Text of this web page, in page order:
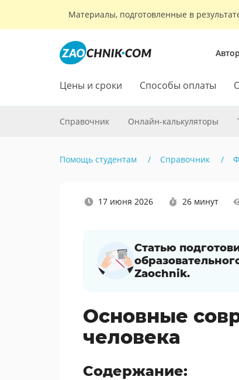
Материалы, подготовленные в
Цены и сроки Способы оплаты
Справочник Онлайн-калькуляторы
Помощь студентам Справочник
17 июня 2026 26 минут
Статью
Zaochnik.
Основные
человека
Содержание: